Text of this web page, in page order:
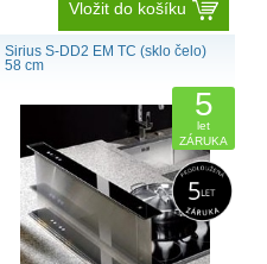
Vložit do košíku
Sirius S-DD2 EM TC (sklo čelo)
58 cm
5
let
ZÁRUKA